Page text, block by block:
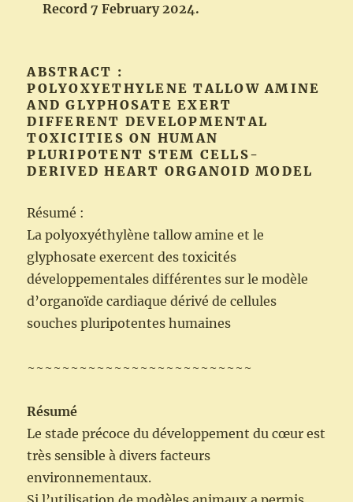
Record 7 February 2024.
ABSTRACT :
POLYOXYETHYLENE TALLOW AMINE
AND GLYPHOSATE EXERT
DIFFERENT DEVELOPMENTAL
TOXICITIES ON HUMAN
PLURIPOTENT STEM CELLS-
DERIVED HEART ORGANOID MODEL
Résumé :
La polyoxyéthylène tallow amine et le
glyphosate exercent des toxicités
développementales différentes sur le modèle
d’organoïde cardiaque dérivé de cellules
souches pluripotentes humaines
~~~~~~~~~~~~~~~~~~~~~~~~~~
Résumé
Le stade précoce du développement du cœur est
très sensible à divers facteurs
environnementaux.